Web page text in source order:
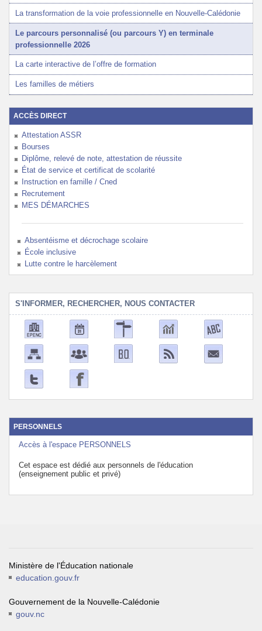
La transformation de la voie professionnelle en Nouvelle-Calédonie
Le parcours personnalisé (ou parcours Y) en terminale
professionnelle 2026
La carte interactive de l’offre de formation
Les familles de métiers
ACCÈS DIRECT
Attestation ASSR
Bourses
Diplôme, relevé de note, attestation de réussite
État de service et certificat de scolarité
Instruction en famille / Cned
Recrutement
MES DÉMARCHES
Absentéisme et décrochage scolaire
École inclusive
Lutte contre le harcèlement
S'INFORMER, RECHERCHER, NOUS CONTACTER
PERSONNELS
Accès à l'espace PERSONNELS
Cet espace est dédié aux personnels de l'éducation
(enseignement public et privé)
Ministère de l'Éducation nationale
education.gouv.fr
Gouvernement de la Nouvelle-Calédonie
gouv.nc